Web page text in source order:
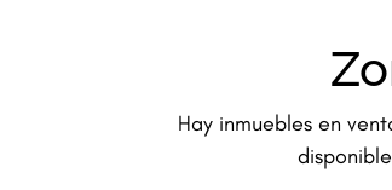
Hay inmuebles en